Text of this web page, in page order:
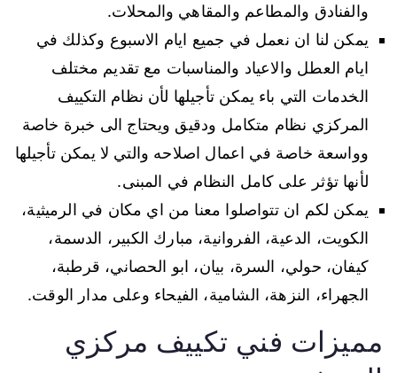
والفنادق والمطاعم والمقاهي والمحلات.
يمكن لنا ان نعمل في جميع ايام الاسبوع وكذلك في
ايام العطل والاعياد والمناسبات مع تقديم مختلف
الخدمات التي باء يمكن تأجيلها لأن نظام التكييف
المركزي نظام متكامل ودقيق ويحتاج الى خبرة خاصة
وواسعة خاصة في اعمال اصلاحه والتي لا يمكن تأجيلها
لأنها تؤثر على كامل النظام في المبنى.
يمكن لكم ان تتواصلوا معنا من اي مكان في الرميثية،
الكويت، الدعية، الفروانية، مبارك الكبير، الدسمة،
كيفان، حولي، السرة، بيان، ابو الحصاني، قرطبة،
الجهراء، النزهة، الشامية، الفيحاء وعلى مدار الوقت.
مميزات فني تكييف مركزي